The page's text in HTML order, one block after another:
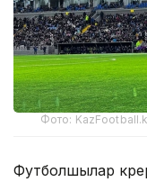
Фото:
Футболшылар